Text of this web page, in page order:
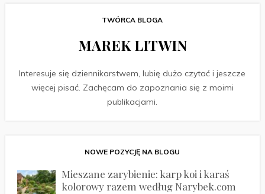
TWÓRCA BLOGA
MAREK LITWIN
Interesuje się dziennikarstwem, lubię dużo czytać i jeszcze
więcej pisać. Zachęcam do zapoznania się z moimi
publikacjami.
NOWE POZYCJĘ NA BLOGU
Mieszane zarybienie: karp koi i karaś
kolorowy razem według Narybek.com